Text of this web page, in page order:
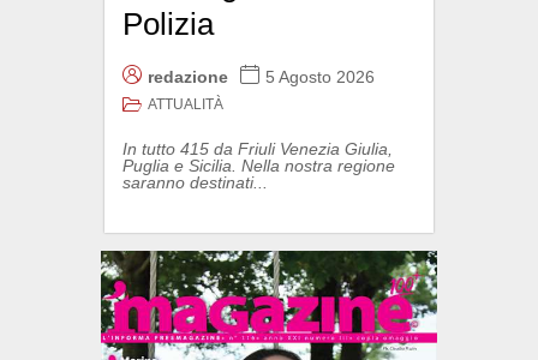
Polizia
redazione 5 Agosto 2026
ATTUALITÀ
In tutto 415 da Friuli Venezia Giulia,
Puglia e Sicilia. Nella nostra regione
saranno destinati...